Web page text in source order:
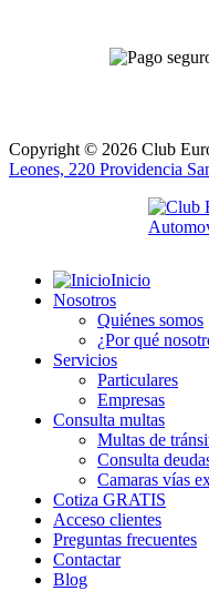
Copyright © 2026 Club
Leones, 220 Providencia
Inicio
Nosotros
Quiénes somos
¿Por qué
Servicios
Particulares
Empresas
Consulta multas
Multas de
Consulta
Camaras vías
Cotiza GRATIS
Acceso clientes
Preguntas frecuentes
Contactar
Blog